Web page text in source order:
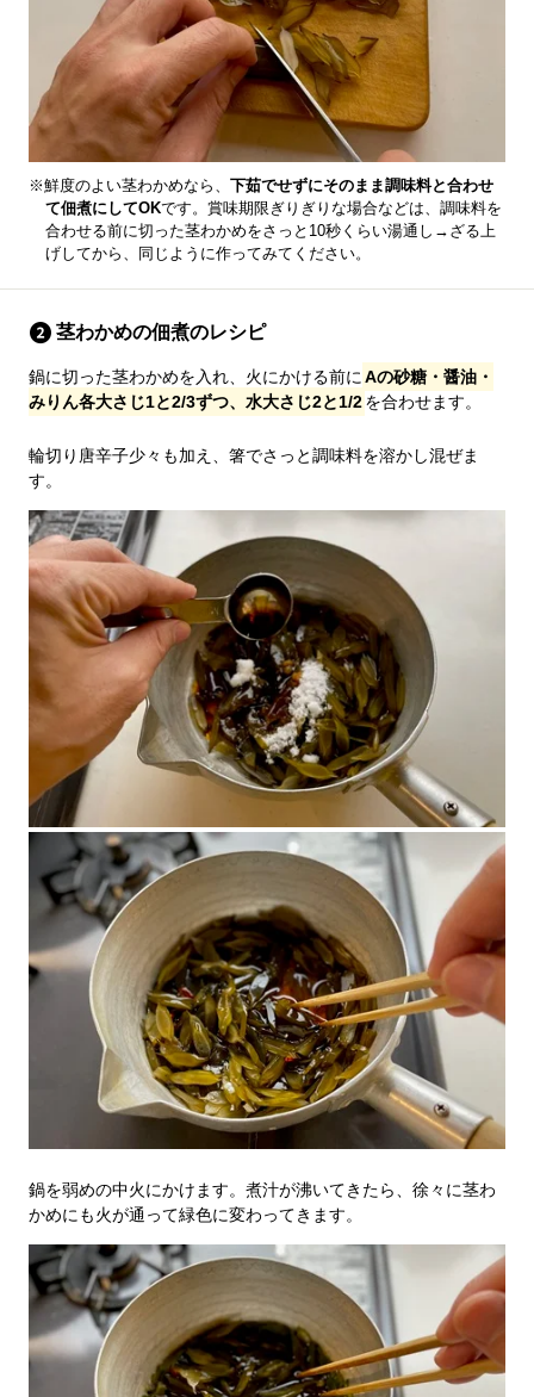
※鮮度のよい茎わかめなら、 下茹でせずにそのまま調味料と合わせ
て佃煮にしてOKです。賞味期限ぎりぎりな場合などは、調味料を
合わせる前に切った茎わかめをさっと10秒くらい湯通し→ざる上
げしてから、同じように作ってみてください。
茎わかめの佃煮のレシピ
鍋に切った茎わかめを入れ、火にかける前に Aの砂糖・醤油・
みりん各大さじ1と2/3ずつ、水大さじ2と1/2を合わせます。
輪切り唐辛子少々も加え、箸でさっと調味料を溶かし混ぜま
す。
鍋を弱めの中火にかけます。煮汁が沸いてきたら、徐々に茎わ
かめにも火が通って緑色に変わってきます。